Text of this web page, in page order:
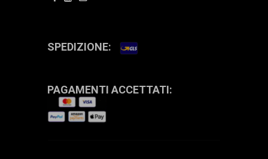
SPEDIZIONE:
PAGAMENTI ACCETTATI: